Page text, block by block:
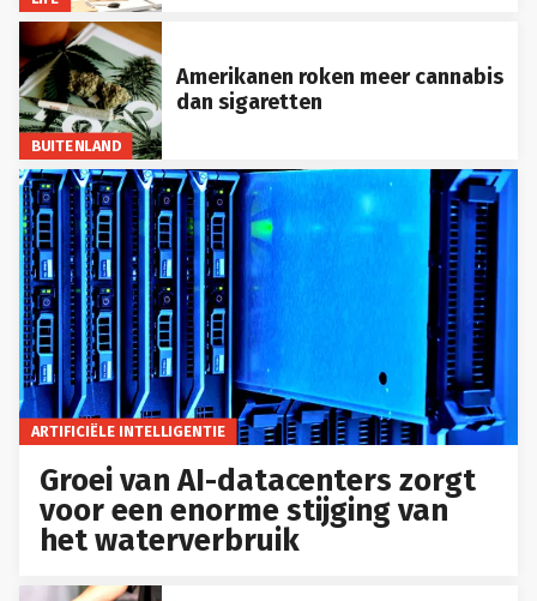
BUITENLAND
Amerikanen roken meer cannabis
dan sigaretten
ARTIFICIËLE INTELLIGENTIE
Groei van AI-datacenters zorgt
voor een enorme stijging van
het waterverbruik